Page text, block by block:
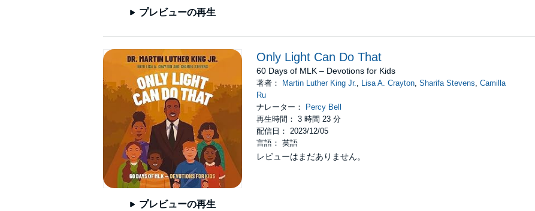
プレビューの再生
プレビューの再生
Only Light Can Do That
60 Days of MLK – Devotions for Kids
著者： Martin Luther King Jr. Lisa A. Crayton, Sharifa Stevens Camilla
Ru
ナレーター：
Percy Bell
再生時間： 3 時間 23 分
配信日： 2023/12/05
言語： 英語
レビューはまだありません。